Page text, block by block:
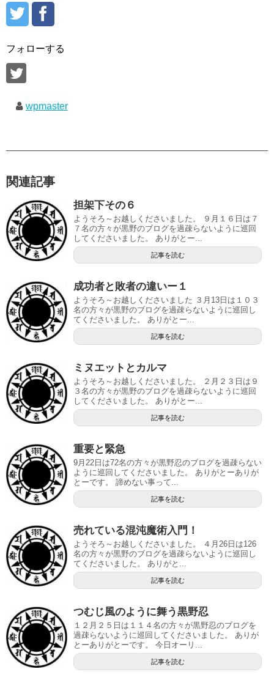
フォローする
wpmaster
関連記事
担架下その６
ようそろ～お越しくださいました。 ９月１６日は７
７名の方々が黒野のブログを過疎らないように巡回
してくださいました。 ありがとー...
記事を読む
成功者と敗者の違いー１
ようそろ～お越しくださいました ３月13日は１０３
名の方々が黒野のブログを過疎らないように巡回し
てくださいました。 ありがとー...
記事を読む
ミヌエットとカルマ
ようそろ～お越しくださいました。 ２月２３日は９
３名の方々が黒野のブログを過疎らないように巡回
してくださいました。 ありがとー...
記事を読む
重要と緊急
9月22日は72名の方々が黒野忍のブログを過疎らない
ように巡回してくださいました。 ありがとーありが
とーです。 諦めない事って...
記事を読む
売れている混沌魔術入門！
ようそろ～お越しくださいました。 ４月26日は126
名の方々が黒野のブログを過疎らないように巡回し
てくださいました。 ありがと...
記事を読む
つむじ風のように舞う黒野忍
１２月２５日は１１４名の方々が黒野忍のブログを
過疎らないように巡回してくださいました。 ありが
とーありがとーです。 今日オーリ...
記事を読む